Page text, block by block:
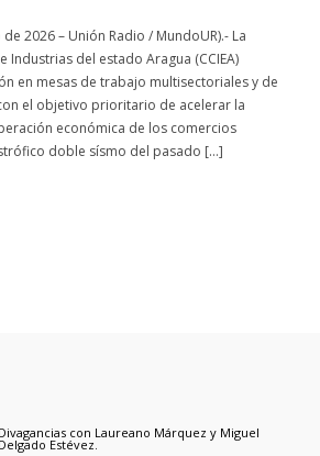
2026 – Unión Radio / MundoUR).- La
Industrias del estado Aragua (CCIEA)
en mesas de trabajo multisectoriales y de
el objetivo prioritario de acelerar la
económica de los comercios
doble sísmo del pasado […]
Divagancias con Laureano Márquez y Miguel
Delgado Estévez.